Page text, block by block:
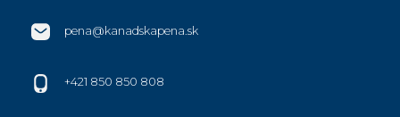
pena@kanadskapena.sk
+421 850 850 808